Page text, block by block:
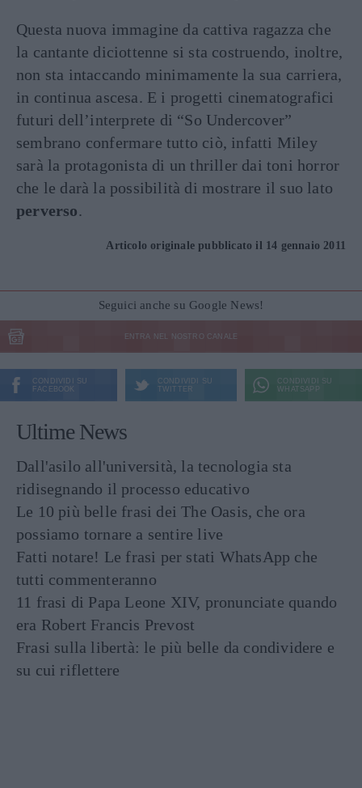
Questa nuova immagine da cattiva ragazza che
la cantante diciottenne si sta costruendo, inoltre,
non sta intaccando minimamente la sua carriera,
in continua ascesa. E i progetti cinematografici
futuri dell’interprete di “So Undercover”
sembrano confermare tutto ciò, infatti Miley
sarà la protagonista di un thriller dai toni horror
che le darà la possibilità di mostrare il suo lato
perverso.
Articolo originale pubblicato il 14 gennaio 2011
Seguici anche su Google News!
ENTRA NEL NOSTRO CANALE
CONDIVIDI SU
FACEBOOK
CONDIVIDI SU
TWITTER
CONDIVIDI SU
WHATSAPP
Ultime News
Dall'asilo all'università, la tecnologia sta
ridisegnando il processo educativo
Le 10 più belle frasi dei The Oasis, che ora
possiamo tornare a sentire live
Fatti notare! Le frasi per stati WhatsApp che
tutti commenteranno
11 frasi di Papa Leone XIV, pronunciate quando
era Robert Francis Prevost
Frasi sulla libertà: le più belle da condividere e
su cui riflettere